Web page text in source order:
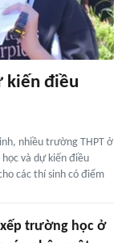
kiến điều
nhiều trường THPT ở
và dự kiến điều
các thí sinh có điểm
trường học ở